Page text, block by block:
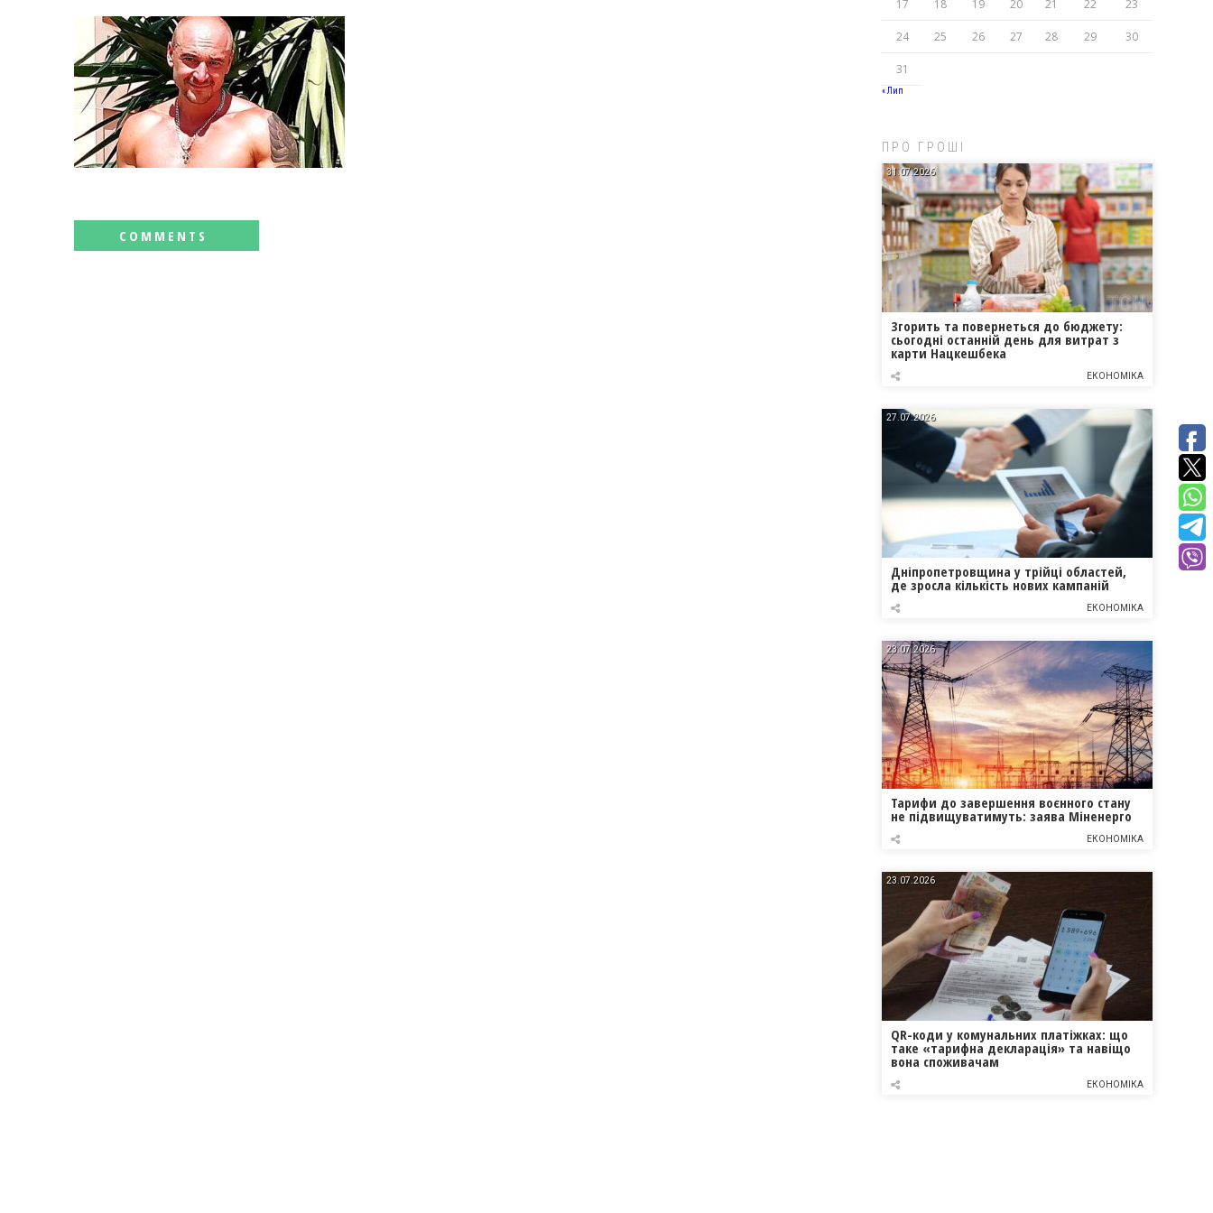
17 18 19 20 21 22 23
24 25 26 27 28 29 30
31
« Лип
ПРО ГРОШІ
31.07.2026
Згорить та повернеться до бюджету:
сьогодні останній день для витрат з
карти Нацкешбека
ЕКОНОМІКА
27.07.2026
Дніпропетровщина у трійці областей,
де зросла кількість нових кампаній
ЕКОНОМІКА
23.07.2026
Тарифи до завершення воєнного стану
не підвищуватимуть: заява Міненерго
ЕКОНОМІКА
23.07.2026
QR-коди у комунальних платіжках: що
таке «тарифна декларація» та навіщо
вона споживачам
ЕКОНОМІКА